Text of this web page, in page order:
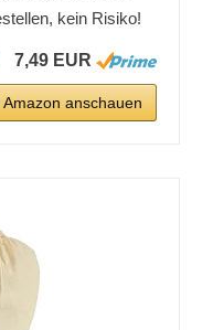
kein Risiko!
7,49 EUR
Amazon anschauen